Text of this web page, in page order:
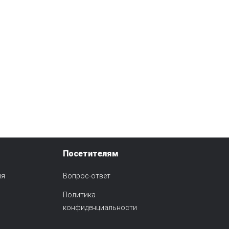
Посетителям
Вопрос-ответ
Политика
конфиденциальности